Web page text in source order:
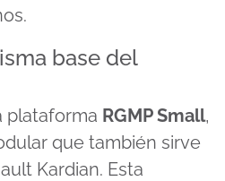
base del
plataforma RGMP Small,
que también sirve
Kardian. Esta